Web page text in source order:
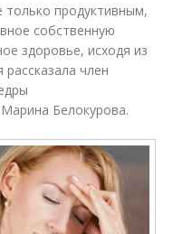
только продуктивным,
собственную
здоровье, исходя из
член
Белокурова.